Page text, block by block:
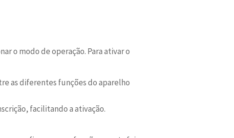
o modo de operação. Para ativar o
as diferentes funções do aparelho
facilitando a ativação.